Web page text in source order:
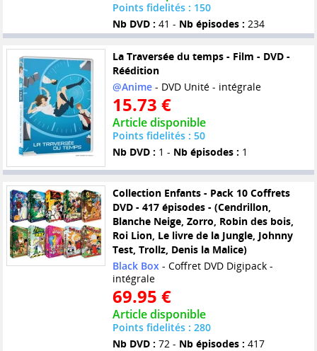
Points fidelités : 150
Nb DVD : 41 - Nb épisodes : 234
La Traversée du temps - Film - DVD -
Réédition
@Anime- DVD Unité - intégrale
15.73 €
Article disponible
Points fidelités : 50
Nb DVD : 1 - Nb épisodes : 1
Collection Enfants - Pack 10 Coffrets
DVD - 417 épisodes - (Cendrillon,
Blanche Neige, Zorro, Robin des bois,
Roi Lion, Le livre de la Jungle, Johnny
Test, Trollz, Denis la Malice)
Black Box - Coffret DVD Digipack -
intégrale
69.95 €
Article disponible
Points fidelités : 280
Nb DVD : 72 - Nb épisodes : 417